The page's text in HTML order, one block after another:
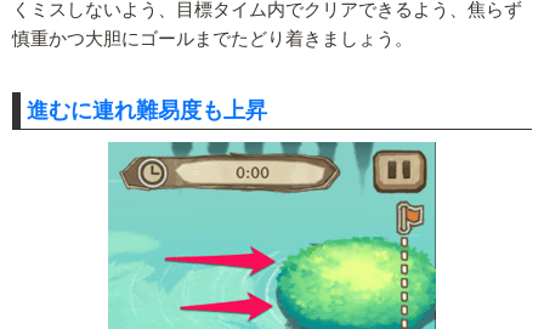
くミスしないよう、目標タイム内でクリアできるよう、焦らず
慎重かつ大胆にゴールまでたどり着きましょう。
進むに連れ難易度も上昇